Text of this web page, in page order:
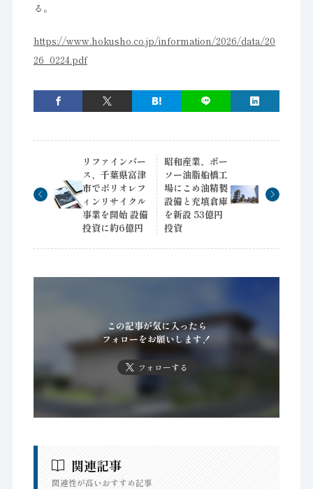
る。
https://www.hokusho.co.jp/information/2026/data/20
26_0224.pdf
リファインバー
ス、千葉県富津
市でポリオレフ
ィンリサイクル
事業を開始 設備
投資に約6億円
昭和産業、ボー
ソー油脂船橋工
場にこめ油精製
設備と充填倉庫
を新設 53億円
投資
この記事が気に入ったら
フォローをお願いします！
フォローする
関連記事
関連性が高いおすすめ記事